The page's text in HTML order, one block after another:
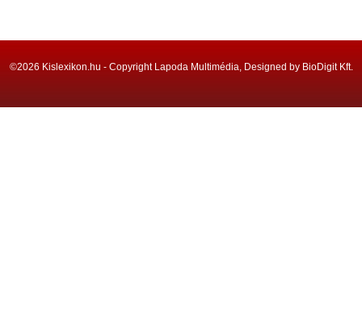
©2026 Kislexikon.hu - Copyright Lapoda Multimédia, Designed by BioDigit Kft.